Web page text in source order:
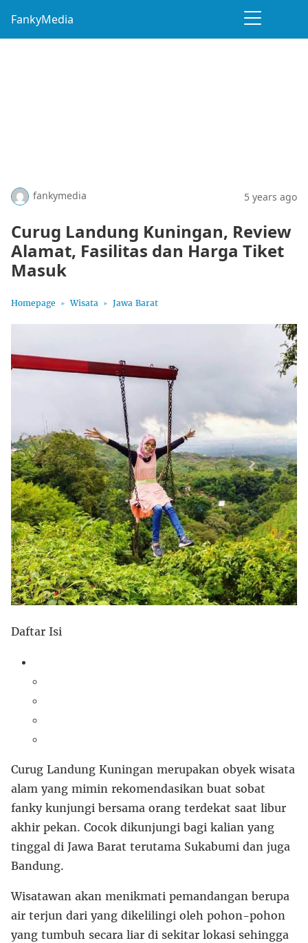
FankyMedia
fankymedia 5 years ago
Curug Landung Kuningan, Review
Alamat, Fasilitas dan Harga Tiket
Masuk
Homepage Wisata Jawa Barat
Daftar Isi
Curug Landung Kuningan merupakan obyek wisata
alam yang mimin rekomendasikan buat sobat
fanky kunjungi bersama orang terdekat saat libur
akhir pekan. Cocok dikunjungi bagi kalian yang
tinggal di Jawa Barat terutama Sukabumi dan juga
Bandung.
Wisatawan akan menikmati pemandangan berupa
air terjun dari yang dikelilingi oleh pohon-pohon
yang tumbuh secara liar di sekitar lokasi sehingga